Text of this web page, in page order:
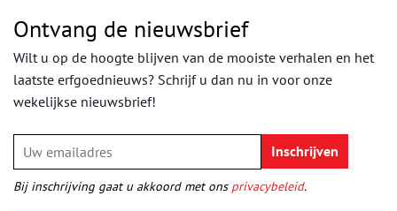
Ontvang de nieuwsbrief
Wilt u op de hoogte blijven van de mooiste verhalen en het
laatste erfgoednieuws? Schrijf u dan nu in voor onze
wekelijkse nieuwsbrief!
Bij inschrijving gaat u akkoord met ons privacybeleid.